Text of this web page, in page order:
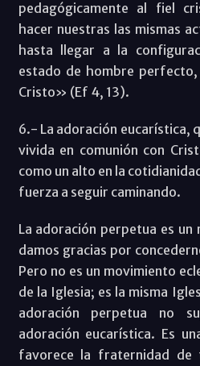
pedagógicamente al fiel
hacer nuestras las mismas
hasta llegar a la
estado de hombre
Cristo» (Ef 4, 13).
6.- La adoración eucarística,
vivida en comunión con
como un alto en la
fuerza a seguir caminando.
La adoración perpetua es un
damos gracias por
Pero no es un movimiento
de la Iglesia; es la misma
adoración perpetua no
adoración eucarística. Es
favorece la fraternidad de